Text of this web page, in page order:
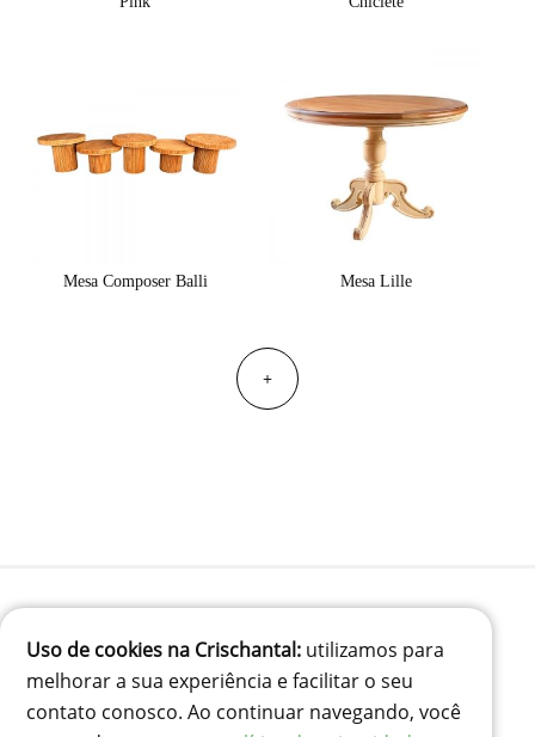
Mesa Composer Balli Mesa Lille
+
(41) 99834-3707
contato@crischantal.com.br
Rua Durval jungles 240 - Pinheirinho, Curitiba-PR
Uso de cookies na Crischantal: utilizamos para
melhorar a sua experiência e facilitar o seu
contato conosco. Ao continuar navegando, você